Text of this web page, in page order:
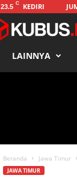
23.5 C KEDIRI
LAINNYA
Beranda Jawa Timur
JAWA TIMUR